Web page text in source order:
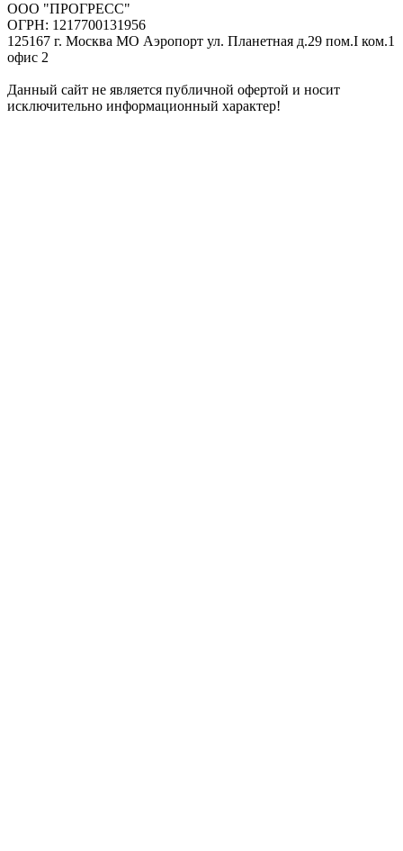
ООО "ПРОГРЕСС"
ОГРН: 1217700131956
125167 г. Москва МО Аэропорт ул. Планетная д.29 пом.I ком.1
офис 2
Данный сайт не является публичной офертой и носит
исключительно информационный характер!